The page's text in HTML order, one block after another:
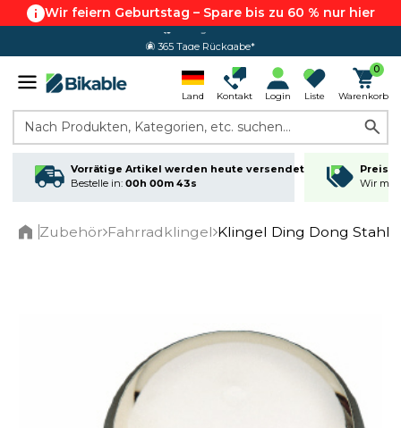
Wir feiern Geburtstag – Spare bis zu 60 % nur hier
365 Tage Rückgabe*
Land Kontakt Login Liste
0
Warenkorb
Nach Produkten, Kategorien, etc. suchen...
Vorrätige Artikel werden heute versendet
Bestelle in: 00h 00m 43s
Wir
Zubehör Fahrradklingel Klingel Ding Dong Stahl